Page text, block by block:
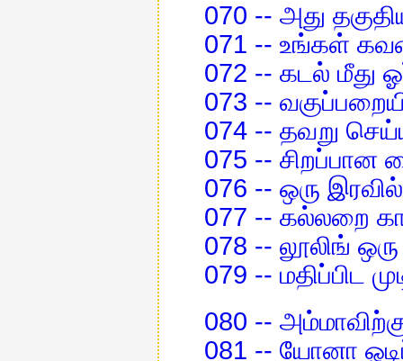
070 -- அது
071 -- உங்கள்
072 -- கடல் மீது
073 --
074 -- தவறு
075 -- சிறப்பான
076 -- ஒரு
077 -- கல்லறை
078 -- லூலிங்
079 -- மதிப்பிட
080 --
081 -- யோனா